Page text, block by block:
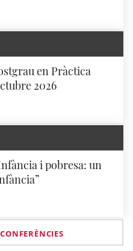
en Pràctica
2026
i pobresa: un